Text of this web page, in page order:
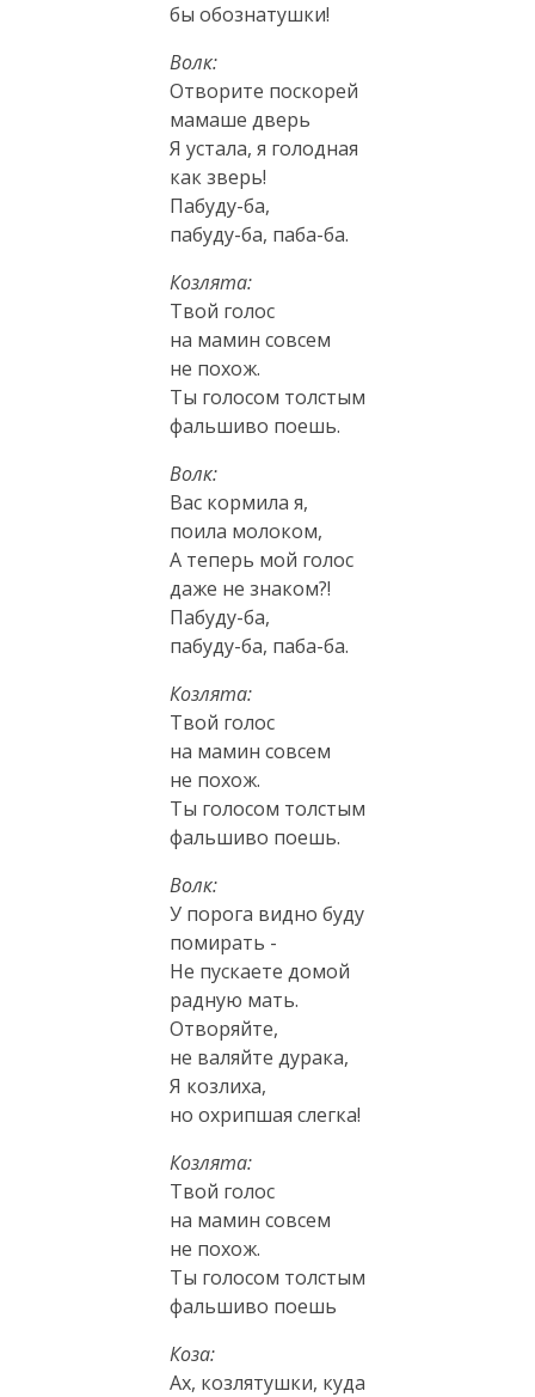
бы обознатушки!
Волк:
Отворите поскорей
мамаше дверь
Я устала, я голодная
как зверь!
Пабуду-ба,
пабуду-ба, паба-ба.
Козлята:
Твой голос
на мамин совсем
не похож.
Ты голосом толстым
фальшиво поешь.
Волк:
Вас кормила я,
поила молоком,
А теперь мой голос
даже не знаком?!
Пабуду-ба,
пабуду-ба, паба-ба.
Козлята:
Твой голос
на мамин совсем
не похож.
Ты голосом толстым
фальшиво поешь.
Волк:
У порога видно буду
помирать -
Не пускаете домой
радную мать.
Отворяйте,
не валяйте дурака,
Я козлиха,
но охрипшая слегка!
Козлята:
Твой голос
на мамин совсем
не похож.
Ты голосом толстым
фальшиво поешь
Коза:
Ах, козлятушки, куда